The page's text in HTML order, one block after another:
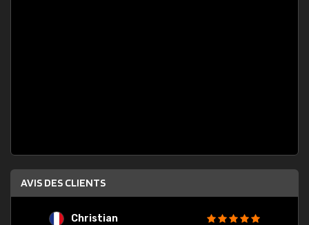
AVIS DES CLIENTS
Christian